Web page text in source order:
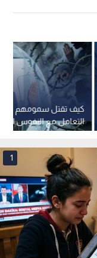
كيف تقتل سمومهم
التعامل مع النفوس
النرجسي والنمام في بيئة
1